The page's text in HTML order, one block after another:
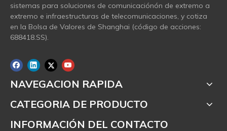
sistemas para soluciones de comunicaciónón de extremo a
extremo e infraestructuras de telecomunicaciones, y cotiza
en la Bolsa de Valores de Shanghai (código de acciones:
688418.SS).
NAVEGACION RAPIDA
CATEGORIA DE PRODUCTO
INFORMACIÓN DEL CONTACTO